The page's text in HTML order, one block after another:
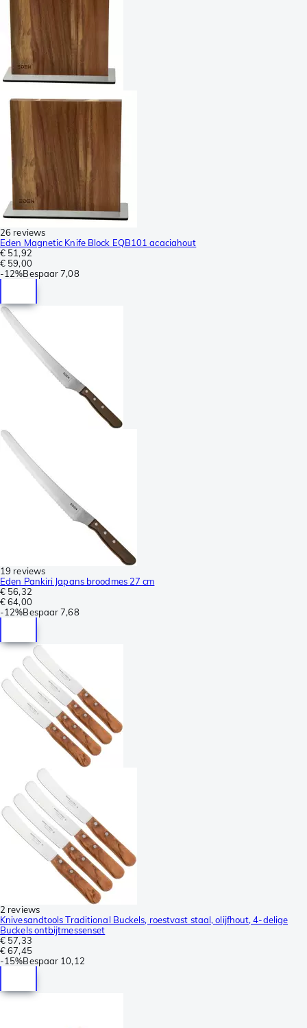
26 reviews
Eden Magnetic Knife Block EQB101 acaciahout
€ 51,92
€ 59,00
-12%Bespaar 7,08
19 reviews
Eden Pankiri Japans broodmes 27 cm
€ 56,32
€ 64,00
-12%Bespaar 7,68
2 reviews
Knivesandtools Traditional Buckels, roestvast staal, olijfhout, 4-delige
Buckels ontbijtmessenset
€ 57,33
€ 67,45
-15%Bespaar 10,12